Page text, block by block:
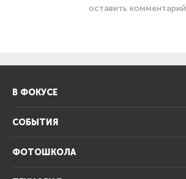
оставить комментарий
В ФОКУСЕ
СОБЫТИЯ
ФОТОШКОЛА